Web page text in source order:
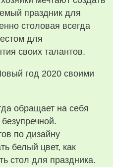
праздник для
столовая всегда
для
своих талантов.
обращает на себя
по дизайну
белый цвет, как
стол для праздника.